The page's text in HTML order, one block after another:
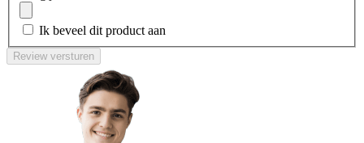
Ik beveel dit product aan
Review versturen